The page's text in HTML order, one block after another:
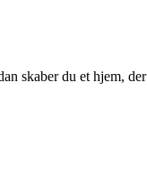
skaber du et hjem, der